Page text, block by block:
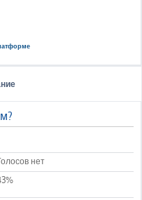
нет